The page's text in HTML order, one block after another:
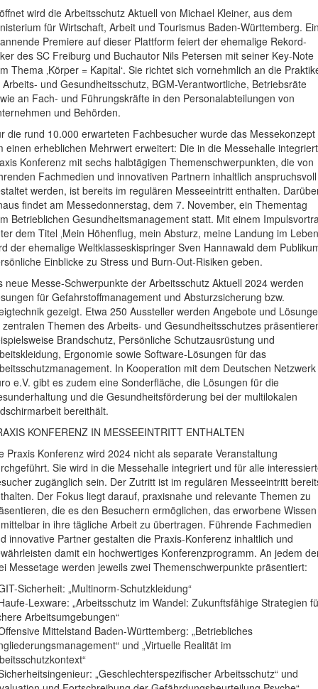
wird die Arbeitsschutz Aktuell von Michael Kleiner, aus dem
für Wirtschaft, Arbeit und Tourismus Baden-Württemberg.
Premiere auf dieser Plattform feiert der ehemalige Rekord-
des SC Freiburg und Buchautor Nils Petersen mit seiner Key-Note
Thema ‚Körper = Kapital‘. Sie richtet sich vornehmlich an die
Arbeits- und Gesundheitsschutz, BGM-Verantwortliche, Betriebsräte
an Fach- und Führungskräfte in den Personalabteilungen von
und Behörden.
die rund 10.000 erwarteten Fachbesucher wurde das Messekonzept
einen erheblichen Mehrwert erweitert: Die in die Messehalle
Konferenz mit sechs halbtägigen Themenschwerpunkten, die von
Fachmedien und innovativen Partnern inhaltlich anspruchsvoll
werden, ist bereits im regulären Messeeintritt enthalten.
findet am Messedonnerstag, dem 7. November, ein Thementag
Betrieblichen Gesundheitsmanagement statt. Mit einem
dem Titel ‚Mein Höhenflug, mein Absturz, meine Landung im
der ehemalige Weltklasseskispringer Sven Hannawald dem
Einblicke zu Stress und Burn-Out-Risiken geben.
neue Messe-Schwerpunkte der Arbeitsschutz Aktuell 2024 werden
für Gefahrstoffmanagement und Absturzsicherung bzw.
gezeigt. Etwa 250 Aussteller werden Angebote und
zentralen Themen des Arbeits- und Gesundheitsschutzes
Brandschutz, Persönliche Schutzausrüstung und
Ergonomie sowie Software-Lösungen für das
In Kooperation mit dem Deutschen Netzwerk
e.V. gibt es zudem eine Sonderfläche, die Lösungen für die
und die Gesundheitsförderung bei der multilokalen
bereithält.
KONFERENZ IN MESSEEINTRITT ENTHALTEN
Praxis Konferenz wird 2024 nicht als separate Veranstaltung
Sie wird in die Messehalle integriert und für alle
zugänglich sein. Der Zutritt ist im regulären Messeeintritt
Der Fokus liegt darauf, praxisnahe und relevante Themen zu
die es den Besuchern ermöglichen, das erworbene Wissen
in ihre tägliche Arbeit zu übertragen. Führende Fachmedien
innovative Partner gestalten die Praxis-Konferenz inhaltlich und
damit ein hochwertiges Konferenzprogramm. An jedem
Messetage werden jeweils zwei Themenschwerpunkte präsentiert:
Sicherheit: „Multinorm-Schutzkleidung“
Lexware: „Arbeitsschutz im Wandel: Zukunftsfähige Strategien
Arbeitsumgebungen“
Mittelstand Baden-Württemberg: „Betriebliches
und „Virtuelle Realität im
„Geschlechterspezifischer Arbeitsschutz“ und